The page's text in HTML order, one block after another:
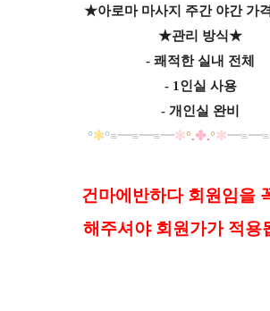
★아로마 마사지 주간 야간 가
★관리 방식★
- 쾌적한 실내 전체
- 1인실 사용
- 개인실 완비
°✼°≡━≡━≡━✼°.✤.°✼━≡━≡
건마에반하다 회원임을
해 주셔야 회원가가 적용